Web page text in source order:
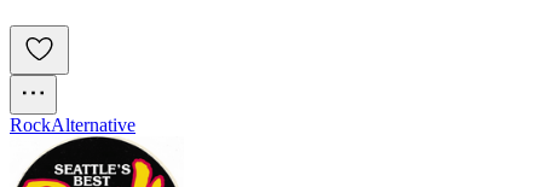
RockAlternative